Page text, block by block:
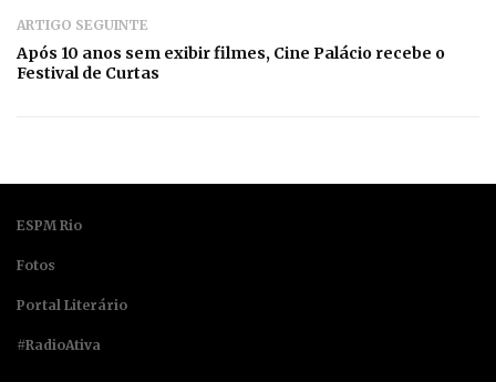
ARTIGO SEGUINTE
Após 10 anos sem exibir filmes, Cine Palácio recebe o
Festival de Curtas
ESPM Rio
Fotos
Portal Literário
#RadioAtiva